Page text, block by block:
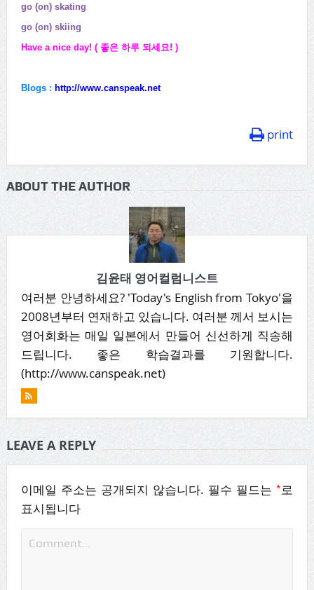
go (on) skating
go (on) skiing
Have a nice day! ( 좋은 하루 되세요! )
Blogs : http://www.canspeak.net
print
ABOUT THE AUTHOR
김윤태 영어컬럼니스트
여러분 안녕하세요? 'Today's English from Tokyo'을
2008년부터 연재하고 있습니다. 여러분 께서 보시는
영어회화는 매일 일본에서 만들어 신선하게 직송해
드립니다. 좋은 학습결과를 기원합니다.
(http://www.canspeak.net)
LEAVE A REPLY
이메일 주소는 공개되지 않습니다. 필수 필드는*로
표시됩니다